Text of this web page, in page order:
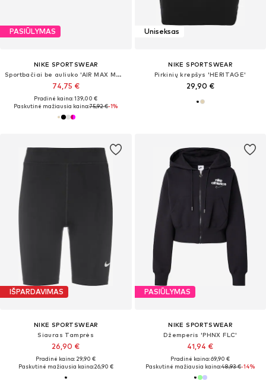
PASIŪLYMAS
NIKE SPORTSWEAR
Sportbačiai be auliuko 'AIR MAX MOTO 2K'
74,75 €
Pradinė kaina: 139,00 €
Paskutinė mažiausia kaina:75,92 €-1%
Uniseksas
NIKE SPORTSWEAR
Pirkinių krepšys 'HERITAGE'
29,90 €
IŠPARDAVIMAS
NIKE SPORTSWEAR
Siauras Tamprės
26,90 €
Pradinė kaina: 29,90 €
Paskutinė mažiausia kaina:26,90 €
PASIŪLYMAS
NIKE SPORTSWEAR
Džemperis 'PHNX FLC'
41,94 €
Pradinė kaina: 69,90 €
Paskutinė mažiausia kaina:48,93 €-14%